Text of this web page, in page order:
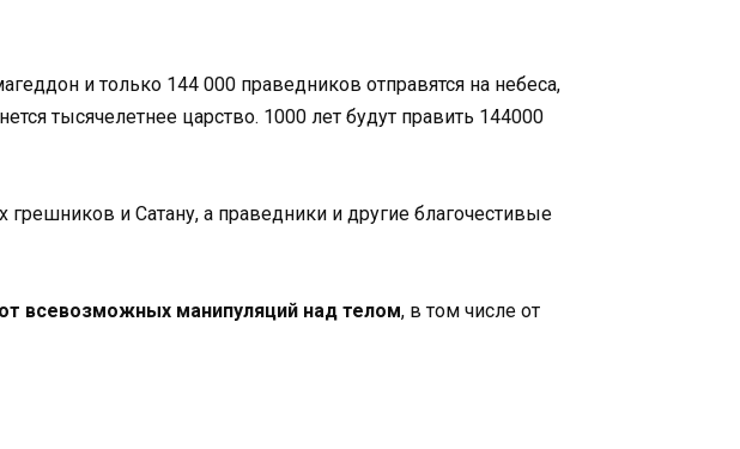
и только 144 000 праведников отправятся на небеса,
тысячелетнее царство. 1000 лет будут править 144000
и Сатану, а праведники и другие благочестивые
всевозможных манипуляций над телом, в том числе от